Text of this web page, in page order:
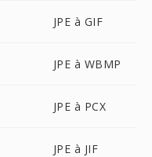
JPE à GIF
JPE à WBMP
JPE à PCX
JPE à JIF